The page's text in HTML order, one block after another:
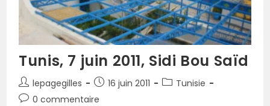
Tunis, 7 juin 2011, Sidi Bou Saïd
lepagegilles 16 juin 2011
Tunisie
0 commentaire